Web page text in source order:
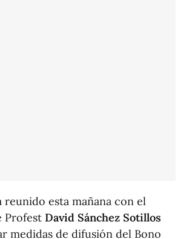
reunido esta mañana con el
Profest David Sánchez Sotillos
medidas de difusión del Bono